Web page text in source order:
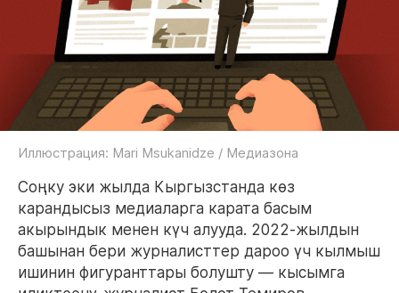
Иллюстрация: Mari Msukanidze / Медиазона
Соңку эки жылда Кыргызстанда көз
карандысыз медиаларга карата басым
акырындык менен күч алууда. 2022-жылдын
башынан бери журналисттер дароо үч кылмыш
ишинин фигуранттары болушту — кысымга